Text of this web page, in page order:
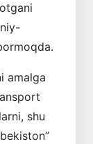
amalga
shu